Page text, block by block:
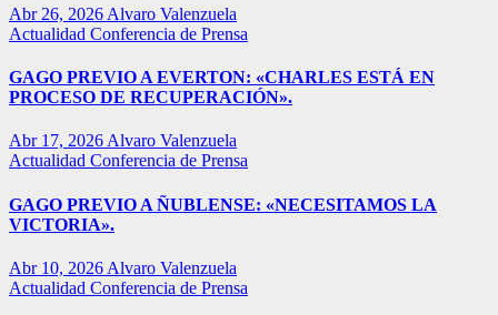
Abr 26, 2026 Alvaro Valenzuela
Actualidad Conferencia de Prensa
GAGO PREVIO A EVERTON: «CHARLES ESTÁ EN
PROCESO DE RECUPERACIÓN».
Abr 17, 2026 Alvaro Valenzuela
Actualidad Conferencia de Prensa
GAGO PREVIO A ÑUBLENSE: «NECESITAMOS LA
VICTORIA».
Abr 10, 2026 Alvaro Valenzuela
Actualidad Conferencia de Prensa